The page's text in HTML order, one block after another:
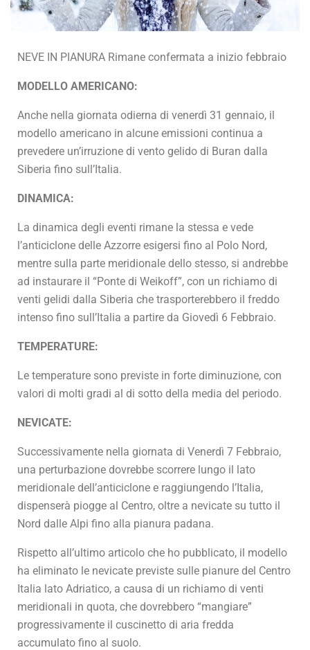
NEVE IN PIANURA Rimane confermata a inizio febbraio
MODELLO AMERICANO:
Anche nella giornata odierna di venerdì 31 gennaio, il
modello americano in alcune emissioni continua a
prevedere un’irruzione di vento gelido di Buran dalla
Siberia fino sull’Italia.
DINAMICA:
La dinamica degli eventi rimane la stessa e vede
l’anticiclone delle Azzorre esigersi fino al Polo Nord,
mentre sulla parte meridionale dello stesso, si andrebbe
ad instaurare il “Ponte di Weikoff”, con un richiamo di
venti gelidi dalla Siberia che trasporterebbero il freddo
intenso fino sull’Italia a partire da Giovedì 6 Febbraio.
TEMPERATURE:
Le temperature sono previste in forte diminuzione, con
valori di molti gradi al di sotto della media del periodo.
NEVICATE:
Successivamente nella giornata di Venerdì 7 Febbraio,
una perturbazione dovrebbe scorrere lungo il lato
meridionale dell’anticiclone e raggiungendo l’Italia,
dispenserà piogge al Centro, oltre a nevicate su tutto il
Nord dalle Alpi fino alla pianura padana.
Rispetto all’ultimo articolo che ho pubblicato, il modello
ha eliminato le nevicate previste sulle pianure del Centro
Italia lato Adriatico, a causa di un richiamo di venti
meridionali in quota, che dovrebbero “mangiare”
progressivamente il cuscinetto di aria fredda
accumulato fino al suolo.